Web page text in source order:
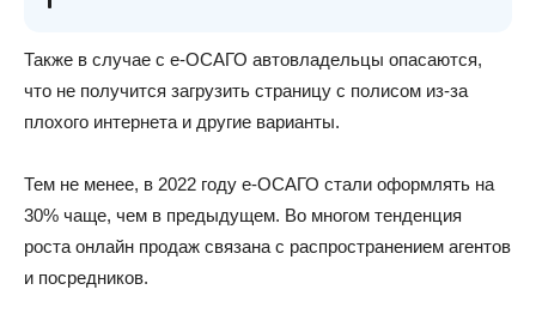
Также в случае с е-ОСАГО автовладельцы опасаются,
что не получится загрузить страницу с полисом из-за
плохого интернета и другие варианты.
Тем не менее, в 2022 году е-ОСАГО стали оформлять на
30% чаще, чем в предыдущем. Во многом тенденция
роста онлайн продаж связана с распространением агентов
и посредников.